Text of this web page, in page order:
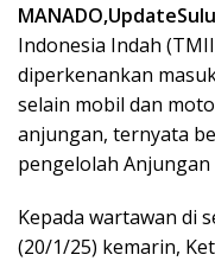
Indonesia Indah
diperkenankan
selain mobil dan
anjungan, ternyata
pengelolah Anjungan
Kepada wartawan di
(20/1/25) kemarin,